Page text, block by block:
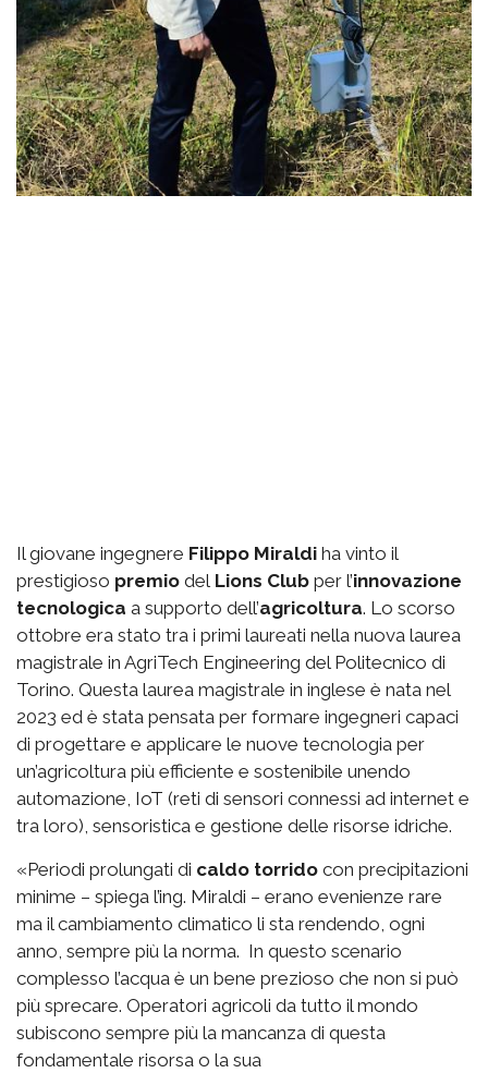
Il giovane ingegnere Filippo Miraldi ha vinto il
prestigioso premio del Lions Club per l’innovazione
tecnologica a supporto dell’agricoltura. Lo scorso
ottobre era stato tra i primi laureati nella nuova laurea
magistrale in AgriTech Engineering del Politecnico di
Torino. Questa laurea magistrale in inglese è nata nel
2023 ed è stata pensata per formare ingegneri capaci
di progettare e applicare le nuove tecnologia per
un’agricoltura più efficiente e sostenibile unendo
automazione, IoT (reti di sensori connessi ad internet e
tra loro), sensoristica e gestione delle risorse idriche.
«Periodi prolungati di caldo torrido con precipitazioni
minime – spiega l’ing. Miraldi – erano evenienze rare
ma il cambiamento climatico li sta rendendo, ogni
anno, sempre più la norma. In questo scenario
complesso l’acqua è un bene prezioso che non si può
più sprecare. Operatori agricoli da tutto il mondo
subiscono sempre più la mancanza di questa
fondamentale risorsa o la sua